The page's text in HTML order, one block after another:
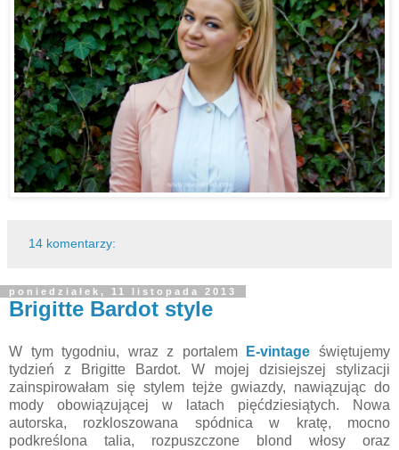
14 komentarzy:
poniedziałek, 11 listopada 2013
Brigitte Bardot style
W tym tygodniu, wraz z portalem E-vintage świętujemy
tydzień z Brigitte Bardot. W mojej dzisiejszej stylizacji
zainspirowałam się stylem tejże gwiazdy, nawiązując do
mody obowiązującej w latach pięćdziesiątych. Nowa
autorska, rozkloszowana spódnica w kratę, mocno
podkreślona talia, rozpuszczone blond włosy oraz